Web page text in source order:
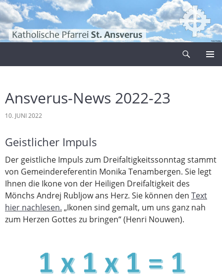
Zum
Inhalt
springen
Ansverus-News 2022-23
10. JUNI 2022
Geistlicher Impuls
Der geistliche Impuls zum Dreifaltigkeitssonntag stammt
von Gemeindereferentin Monika Tenambergen. Sie legt
Ihnen die Ikone von der Heiligen Dreifaltigkeit des
Mönchs Andrej Rubljow ans Herz. Sie können den Text
hier nachlesen. „Ikonen sind gemalt, um uns ganz nah
zum Herzen Gottes zu bringen“ (Henri Nouwen).